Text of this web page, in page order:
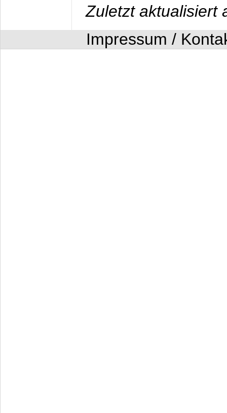
Zuletzt aktualisiert
Impressum /